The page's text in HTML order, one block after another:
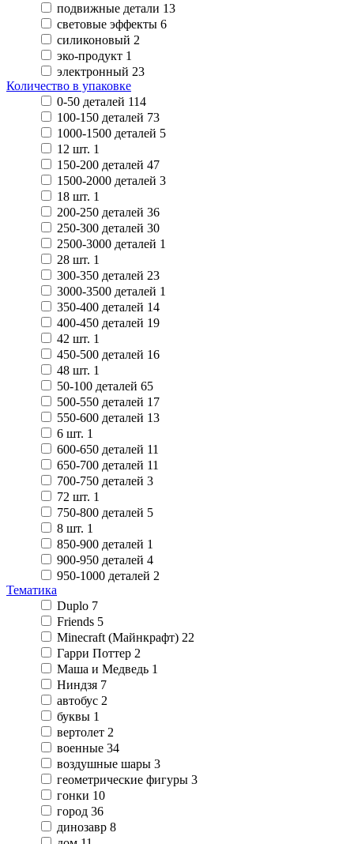
подвижные детали 13
световые эффекты 6
силиконовый 2
эко-продукт 1
электронный 23
Количество в упаковке
0-50 деталей 114
100-150 деталей 73
1000-1500 деталей 5
12 шт. 1
150-200 деталей 47
1500-2000 деталей 3
18 шт. 1
200-250 деталей 36
250-300 деталей 30
2500-3000 деталей 1
28 шт. 1
300-350 деталей 23
3000-3500 деталей 1
350-400 деталей 14
400-450 деталей 19
42 шт. 1
450-500 деталей 16
48 шт. 1
50-100 деталей 65
500-550 деталей 17
550-600 деталей 13
6 шт. 1
600-650 деталей 11
650-700 деталей 11
700-750 деталей 3
72 шт. 1
750-800 деталей 5
8 шт. 1
850-900 деталей 1
900-950 деталей 4
950-1000 деталей 2
Тематика
Duplo 7
Friends 5
Minecraft (Майнкрафт) 22
Гарри Поттер 2
Маша и Медведь 1
Ниндзя 7
автобус 2
буквы 1
вертолет 2
военные 34
воздушные шары 3
геометрические фигуры 3
гонки 10
город 36
динозавр 8